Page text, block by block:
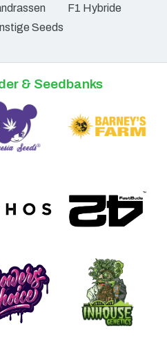
F1 Hybride
Seeds
& Seedbanks